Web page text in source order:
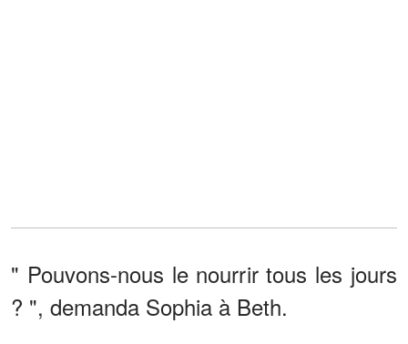
" Pouvons-nous le nourrir tous les jours
? ", demanda Sophia à Beth.